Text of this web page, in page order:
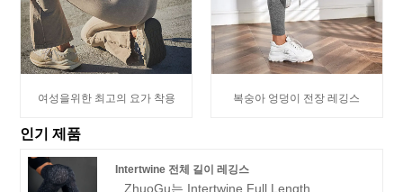
여성을위한 최고의 요가 착용 복숭아 엉덩이 전장 레깅스
인기 제품
Intertwine 전체 길이 레깅스
ZhuoGu는 Intertwine Full Length